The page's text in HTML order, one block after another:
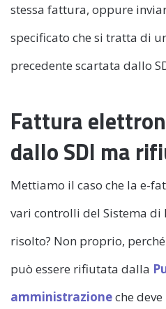
stessa fattura, oppure
specificato che si tratta di
precedente scartata dallo
Fattura
dallo SDI ma
Mettiamo il caso che la e-
vari controlli del Sistema
risolto? Non proprio,
può essere rifiutata dalla
amministrazioneche